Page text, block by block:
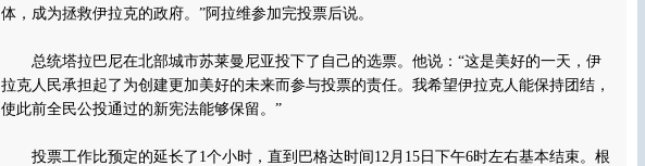
体，成为拯救伊拉克的政府。”阿拉维参加完投票后说。
总统塔拉巴尼在北部城市苏莱曼尼亚投下了自己的选票。他说：“这是美好的一天，伊
拉克人民承担起了为创建更加美好的未来而参与投票的责任。我希望伊拉克人能保持团结，
使此前全民公投通过的新宪法能够保留。”
投票工作比预定的延长了1个小时，直到巴格达时间12月15日下午6时左右基本结束。根